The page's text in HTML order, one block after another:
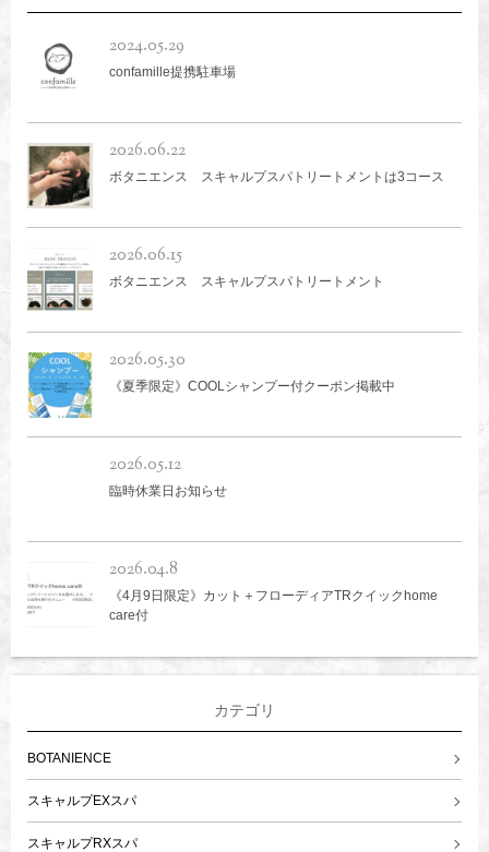
2024.05.29
confamille提携駐車場
2026.06.22
ボタニエンス スキャルプスパトリートメントは3コース
2026.06.15
ボタニエンス スキャルプスパトリートメント
2026.05.30
《夏季限定》COOLシャンプー付クーポン掲載中
2026.05.12
臨時休業日お知らせ
2026.04.8
《4月9日限定》カット＋フローディアTRクイックhome
care付
カテゴリ
BOTANIENCE
スキャルプEXスパ
スキャルプRXスパ